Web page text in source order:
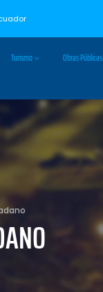
Turismo Obras Públicas